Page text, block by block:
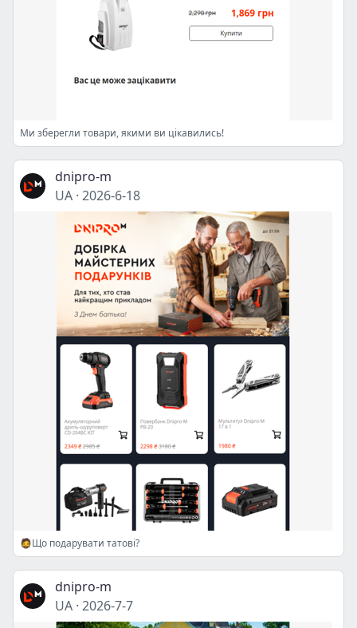
Ми зберегли товари, якими ви цікавились!
dnipro-m
UA · 2026-6-18
🧔Що подарувати татові?
dnipro-m
UA · 2026-7-7